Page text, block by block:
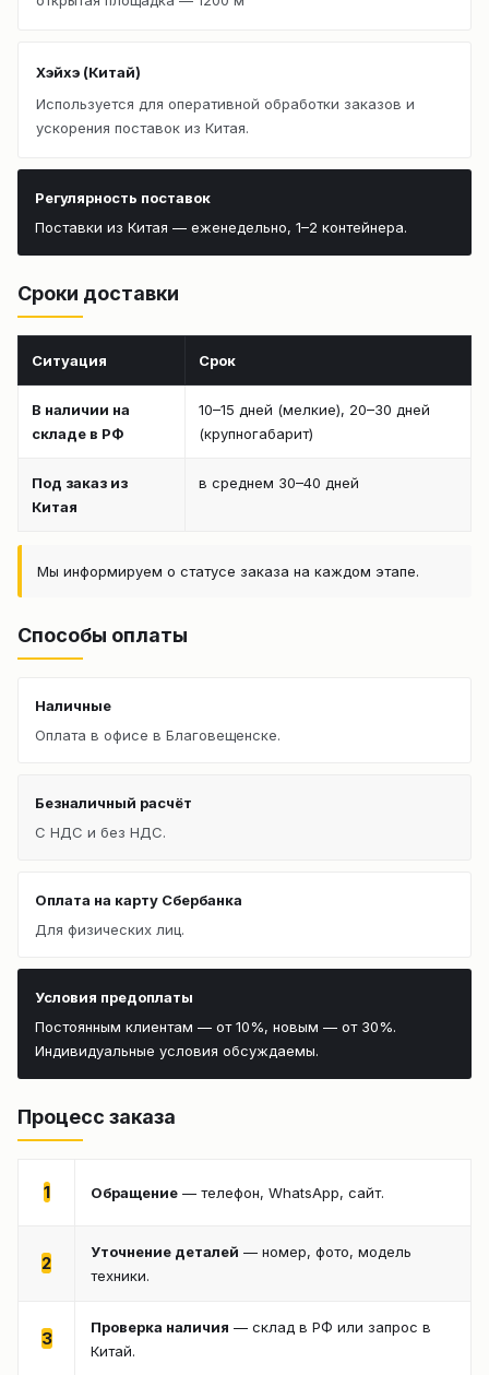
Хэйхэ (Китай)
Используется для оперативной обработки заказов и
ускорения поставок из Китая.
Регулярность поставок
Поставки из Китая — еженедельно, 1–2 контейнера.
Сроки доставки
Ситуация Срок
В наличии на
складе в РФ
10–15 дней (мелкие), 20–30 дней
(крупногабарит)
Под заказ из
Китая
в среднем 30–40 дней
Мы информируем о статусе заказа на каждом этапе.
Способы оплаты
Наличные
Оплата в офисе в Благовещенске.
Безналичный расчёт
С НДС и без НДС.
Оплата на карту Сбербанка
Для физических лиц.
Условия предоплаты
Постоянным клиентам — от 10%, новым — от 30%.
Индивидуальные условия обсуждаемы.
Процесс заказа
1 Обращение — телефон, WhatsApp, сайт.
2
Уточнение деталей — номер, фото, модель
техники.
3
Проверка наличия — склад в РФ или запрос в
Китай.